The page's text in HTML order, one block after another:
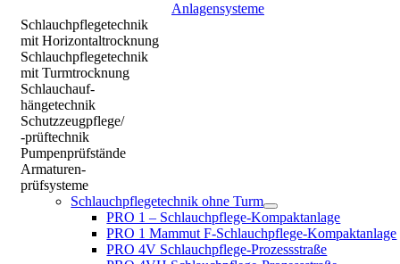
Anlagensysteme
Schlauchpflegetechnik
mit Horizontaltrocknung
Schlauchpflegetechnik
mit Turmtrocknung
Schlauchauf-
hängetechnik
Schutzzeugpflege/
-prüftechnik
Pumpenprüfstände
Armaturen-
prüfsysteme
Schlauchpflegetechnik ohne Turm
PRO 1 – Schlauchpflege-Kompaktanlage
PRO 1 Mammut F-Schlauchpflege-Kompaktanlage
PRO 4V Schlauchpflege-Prozessstraße